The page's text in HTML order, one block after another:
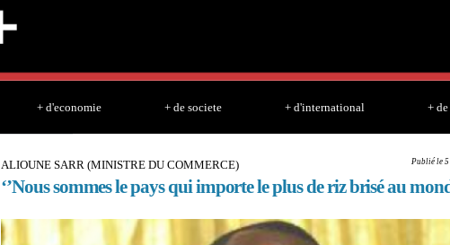
+ d'economie + de societe + d'international +
Publié le
ALIOUNE SARR (MINISTRE DU COMMERCE)
‘’Nous sommes le pays qui importe le plus de riz brisé au